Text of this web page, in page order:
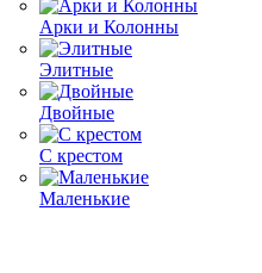
Арки и Колонны
Элитные
Двойные
С крестом
Маленькие